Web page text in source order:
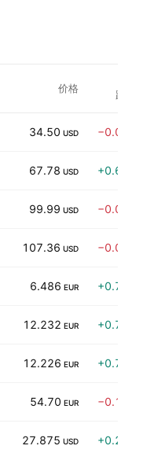
价格
跌 %
34.50 USD −0.06%
67.78 USD +0.61%
99.99 USD −0.05%
107.36 USD −0.07%
6.486 EUR +0.78%
12.232 EUR +0.79%
12.226 EUR +0.76%
54.70 EUR −0.15%
27.875 USD +0.20%